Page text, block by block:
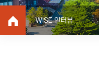
WISE 인터뷰